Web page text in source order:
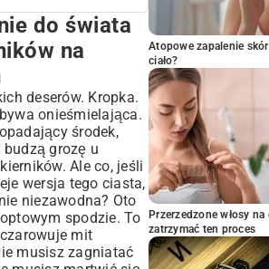
łatwych
to
sernik –
biszkopty do
– na co zwrócić
przepis na sernik
z biszkoptów – to
do świata
na
deserów. Kropka.
onieśmielająca.
środek,
budzą grozę u
Ale co, jeśli
wersja tego ciasta,
niezawodna? Oto
spodzie. To
mit
musisz zagniatać
Atopowe zapalenie
ciało?
Przerzedzone włosy
zatrzymać ten proces